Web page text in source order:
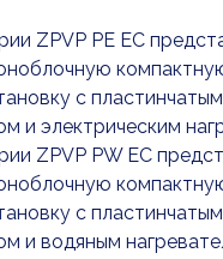
ZPVP PE EC
с пластинчатым
и электрическим
ZPVP PW EC
с пластинчатым
и водяным